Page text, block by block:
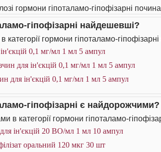
гормони гіпоталамо-гіпофізарні
гіпофізарні найдешевші?
гормони гіпоталамо-гіпофізарні
0,1 мг/мл 1 мл 5 ампул
для ін'єкцій 0,1 мг/мл 1 мл 5 ампул
для ін'єкцій 0,1 мг/мл 1 мл 5 ампул
гіпофізарні є найдорожчими?
в категорії гормони гіпоталамо-
ін'єкцій 20 ВО/мл 1 мл 10 ампул
оральний 120 мкг 30 шт